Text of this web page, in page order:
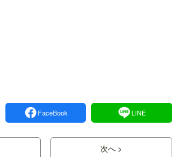
FaceBook LINE
次へ >